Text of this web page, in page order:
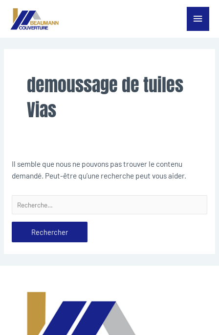
Aller
Menu
demoussage de tuiles
Vias
Il semble que nous ne pouvons pas trouver le contenu
demandé. Peut-être qu’une recherche peut vous aider.